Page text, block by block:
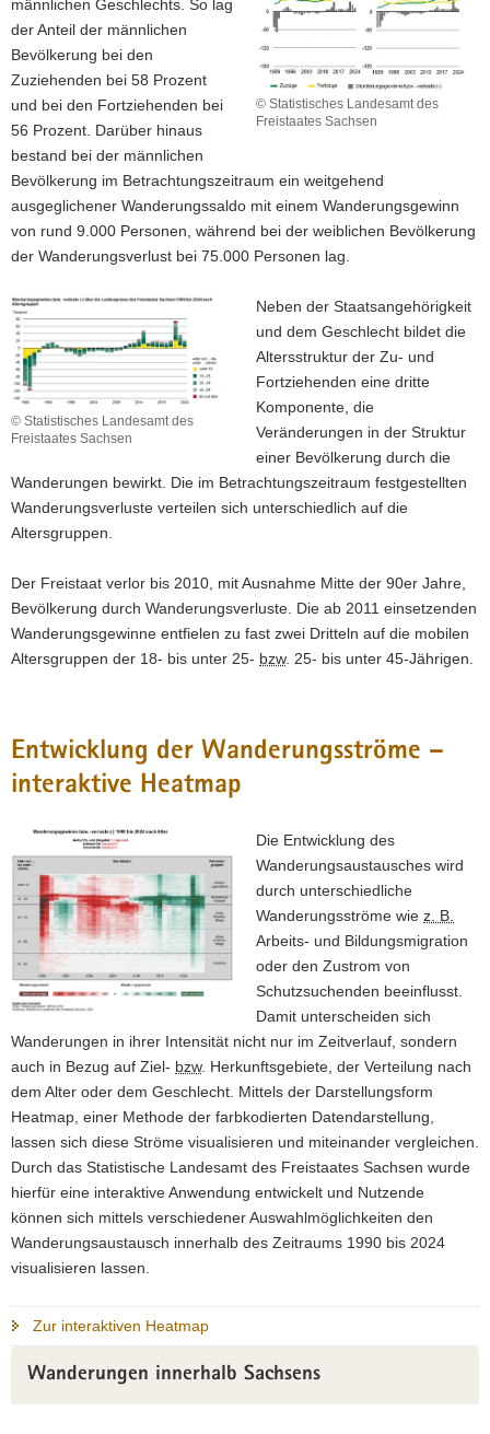
© Statistisches Landesamt des
Freistaates Sachsen
männlichen Geschlechts. So lag
der Anteil der männlichen
Bevölkerung bei den
Zuziehenden bei 58 Prozent
und bei den Fortziehenden bei
56 Prozent. Darüber hinaus
bestand bei der männlichen
Bevölkerung im Betrachtungszeitraum ein weitgehend
ausgeglichener Wanderungssaldo mit einem Wanderungsgewinn
von rund 9.000 Personen, während bei der weiblichen Bevölkerung
der Wanderungsverlust bei 75.000 Personen lag.
© Statistisches Landesamt des
Freistaates Sachsen
Neben der Staatsangehörigkeit
und dem Geschlecht bildet die
Altersstruktur der Zu- und
Fortziehenden eine dritte
Komponente, die
Veränderungen in der Struktur
einer Bevölkerung durch die
Wanderungen bewirkt. Die im Betrachtungszeitraum festgestellten
Wanderungsverluste verteilen sich unterschiedlich auf die
Altersgruppen.
Der Freistaat verlor bis 2010, mit Ausnahme Mitte der 90er Jahre,
Bevölkerung durch Wanderungsverluste. Die ab 2011 einsetzenden
Wanderungsgewinne entfielen zu fast zwei Dritteln auf die mobilen
Altersgruppen der 18- bis unter 25- bzw. 25- bis unter 45-Jährigen.
Entwicklung der Wanderungsströme –
interaktive Heatmap
Die Entwicklung des
Wanderungsaustausches wird
durch unterschiedliche
Wanderungsströme wie z. B.
Arbeits- und Bildungsmigration
oder den Zustrom von
Schutzsuchenden beeinflusst.
Damit unterscheiden sich
Wanderungen in ihrer Intensität nicht nur im Zeitverlauf, sondern
auch in Bezug auf Ziel- bzw. Herkunftsgebiete, der Verteilung nach
dem Alter oder dem Geschlecht. Mittels der Darstellungsform
Heatmap, einer Methode der farbkodierten Datendarstellung,
lassen sich diese Ströme visualisieren und miteinander vergleichen.
Durch das Statistische Landesamt des Freistaates Sachsen wurde
hierfür eine interaktive Anwendung entwickelt und Nutzende
können sich mittels verschiedener Auswahlmöglichkeiten den
Wanderungsaustausch innerhalb des Zeitraums 1990 bis 2024
visualisieren lassen.
Zur interaktiven Heatmap
Wanderungen innerhalb Sachsens